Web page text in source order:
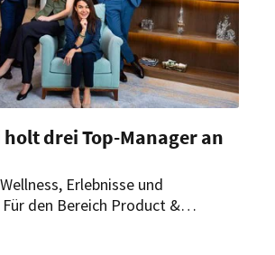
drei Top-Manager an
Erlebnisse und
den Bereich Product &